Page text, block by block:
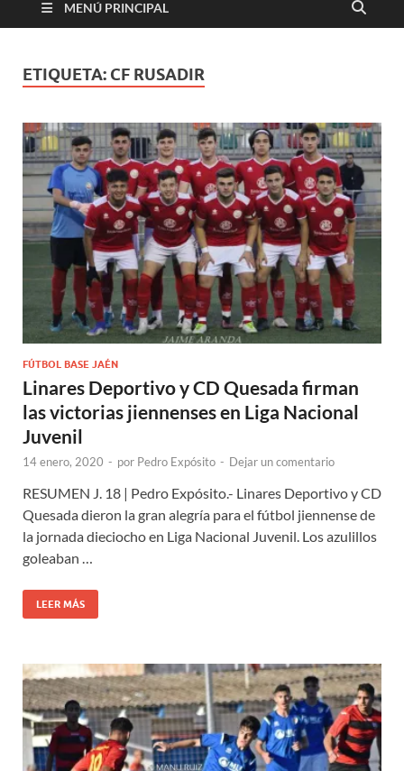
MENÚ PRINCIPAL
ETIQUETA: CF RUSADIR
FÚTBOL BASE JAÉN
Linares Deportivo y CD Quesada firman
las victorias jiennenses en Liga Nacional
Juvenil
14 enero, 2020 - por Pedro Expósito - Dejar un comentario
RESUMEN J. 18 | Pedro Expósito.- Linares Deportivo y CD
Quesada dieron la gran alegría para el fútbol jiennense de
la jornada dieciocho en Liga Nacional Juvenil. Los azulillos
goleaban …
LEER MÁS